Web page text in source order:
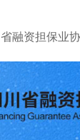
融资担保业